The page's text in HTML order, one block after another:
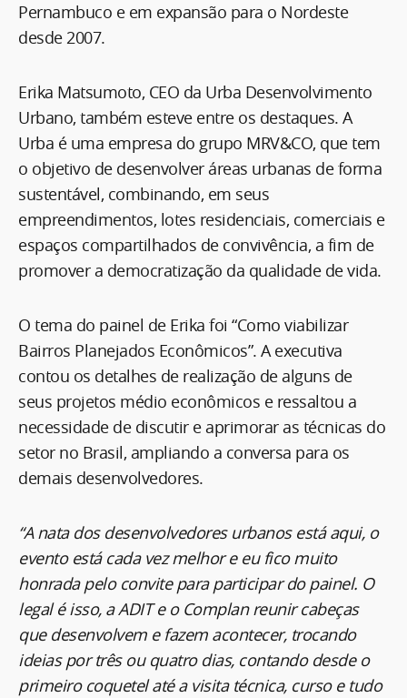
Pernambuco e em expansão para o Nordeste
desde 2007.
Erika Matsumoto, CEO da Urba Desenvolvimento
Urbano, também esteve entre os destaques. A
Urba é uma empresa do grupo MRV&CO, que tem
o objetivo de desenvolver áreas urbanas de forma
sustentável, combinando, em seus
empreendimentos, lotes residenciais, comerciais e
espaços compartilhados de convivência, a fim de
promover a democratização da qualidade de vida.
O tema do painel de Erika foi “Como viabilizar
Bairros Planejados Econômicos”. A executiva
contou os detalhes de realização de alguns de
seus projetos médio econômicos e ressaltou a
necessidade de discutir e aprimorar as técnicas do
setor no Brasil, ampliando a conversa para os
demais desenvolvedores.
“A nata dos desenvolvedores urbanos está aqui, o
evento está cada vez melhor e eu fico muito
honrada pelo convite para participar do painel. O
legal é isso, a ADIT e o Complan reunir cabeças
que desenvolvem e fazem acontecer, trocando
ideias por três ou quatro dias, contando desde o
primeiro coquetel até a visita técnica, curso e tudo